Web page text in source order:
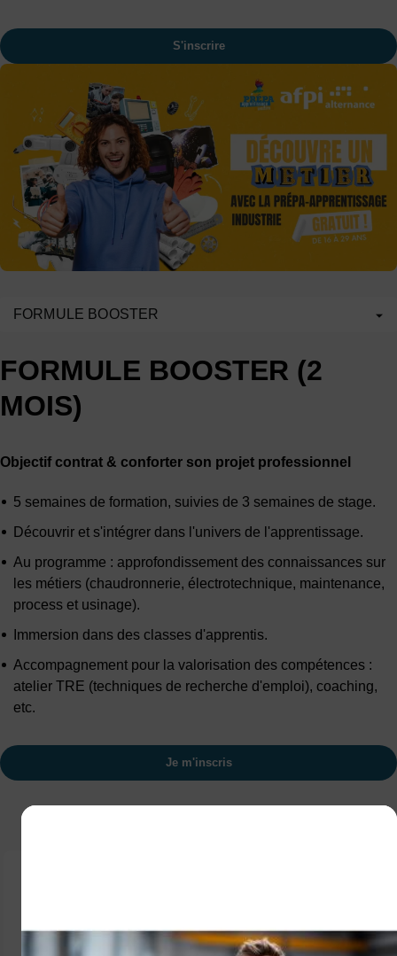
S'inscrire
FORMULE BOOSTER
FORMULE BOOSTER (2
MOIS)
Objectif contrat & conforter son projet professionnel
5 semaines de formation, suivies de 3 semaines de stage.
Découvrir et s'intégrer dans l'univers de l'apprentissage.
Au programme : approfondissement des connaissances sur
les métiers (chaudronnerie, électrotechnique, maintenance,
process et usinage).
Immersion dans des classes d'apprentis.
Accompagnement pour la valorisation des compétences :
atelier TRE (techniques de recherche d'emploi), coaching,
etc.
Je m'inscris